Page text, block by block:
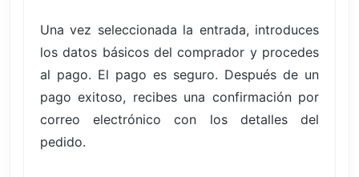
Una vez seleccionada la entrada, introduces
los datos básicos del comprador y procedes
al pago. El pago es seguro. Después de un
pago exitoso, recibes una confirmación por
correo electrónico con los detalles del
pedido.